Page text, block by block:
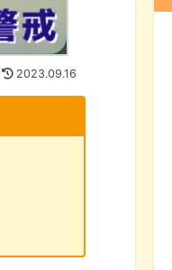
2023.09.16